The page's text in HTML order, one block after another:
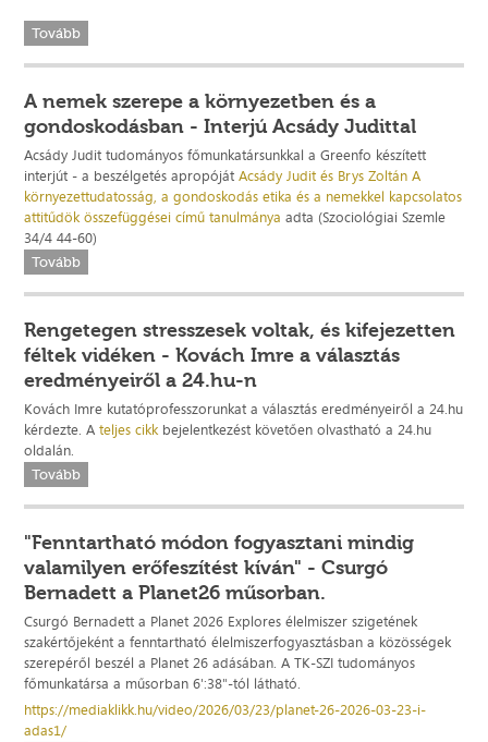
Tovább
A nemek szerepe a környezetben és a
gondoskodásban - Interjú Acsády Judittal
Acsády Judit tudományos főmunkatársunkkal a Greenfo készített
interjút - a beszélgetés apropójátAcsády Judit és Brys Zoltán A
környezettudatosság, a gondoskodás etika és a nemekkel kapcsolatos
attitűdök összefüggései című tanulmánya adta (Szociológiai Szemle
34/4 44-60)
Tovább
Rengetegen stresszesek voltak, és kifejezetten
féltek vidéken - Kovách Imre a választás
eredményeiről a 24.hu-n
Kovách Imre kutatóprofesszorunkat a választás eredményeiről a 24.hu
kérdezte. Ateljes cikkbejelentkezést követően olvastható a 24.hu
oldalán.
Tovább
"Fenntartható módon fogyasztani mindig
valamilyen erőfeszítést kíván" - Csurgó
Bernadett a Planet26 műsorban.
Csurgó Bernadett a Planet 2026 Explores élelmiszer szigetének
szakértőjeként a fenntartható élelmiszerfogyasztásban a közösségek
szerepéről beszél a Planet 26 adásában. A TK-SZI tudományos
főmunkatársa a műsorban 6':38"-tól látható.
https://mediaklikk.hu/video/2026/03/23/planet-26-2026-03-23-i-
adas1/